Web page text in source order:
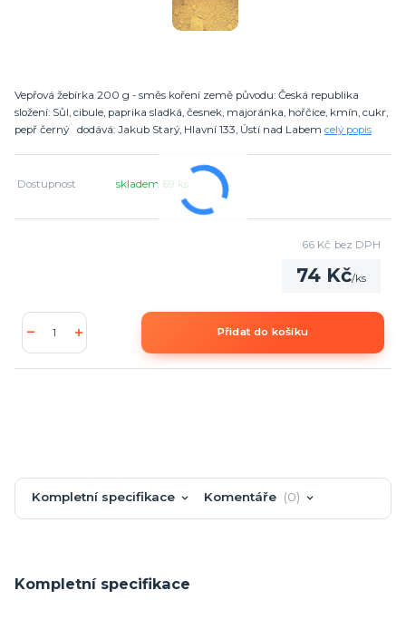
Vepřová žebírka 200 g - směs koření země původu: Česká republika
složení: Sůl, cibule, paprika sladká, česnek, majoránka, hořčice, kmín, cukr,
pepř černý dodává: Jakub Starý, Hlavní 133, Ústí nad Labem celý popis
Dostupnost skladem 69 ks
74 Kč/ks
66 Kč bez DPH
Přidat do košíku
Kompletní specifikace Komentáře 0
Kompletní specifikace